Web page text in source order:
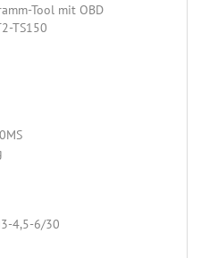
Tool mit OBD
TS150
4,5-6/30